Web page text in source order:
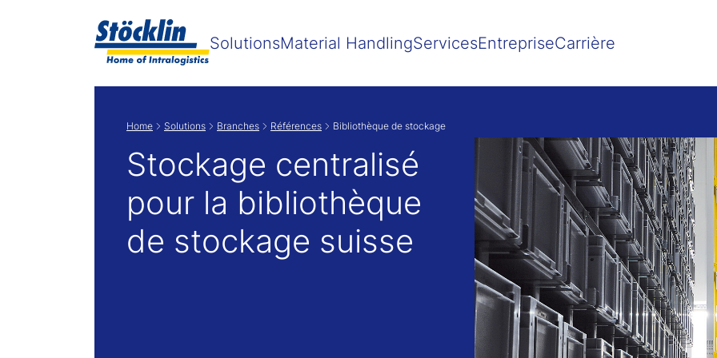
SolutionsMaterial HandlingServicesEntrepriseCarrière
Home Solutions Branches Références Bibliothèque de stockage
Stockage centralisé
pour la bibliothèque
de stockage suisse